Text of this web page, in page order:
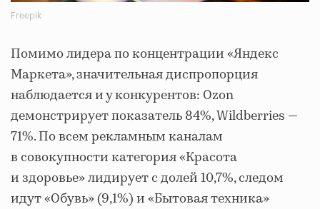
Freepik
Помимо лидера по концентрации «Яндекс
Маркета», значительная диспропорция
наблюдается и у конкурентов: Ozon
демонстрирует показатель 84%, Wildberries —
71%. По всем рекламным каналам
в совокупности категория «Красота
и здоровье» лидирует с долей 10,7%, следом
идут «Обувь» (9,1%) и «Бытовая техника»